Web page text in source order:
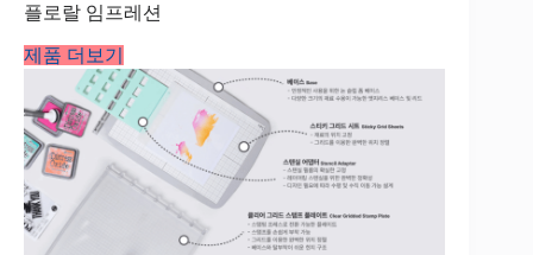
플로랄 임프레션
제품 더보기